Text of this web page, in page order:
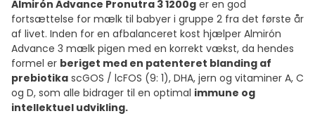
Almirón Advance Pronutra 3 1200g er en god
fortsættelse for mælk til babyer i gruppe 2 fra det første år
af livet. Inden for en afbalanceret kost hjælper Almirón
Advance 3 mælk pigen med en korrekt vækst, da hendes
formel er beriget med en patenteret blanding af
prebiotika scGOS / lcFOS (9: 1), DHA, jern og vitaminer A, C
og D, som alle bidrager til en optimal immune og
intellektuel udvikling.